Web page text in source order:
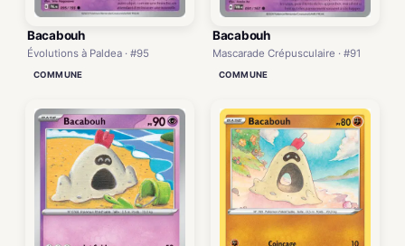
Bacabouh
Évolutions à Paldea · #95
COMMUNE
Bacabouh
Mascarade Crépusculaire · #91
COMMUNE